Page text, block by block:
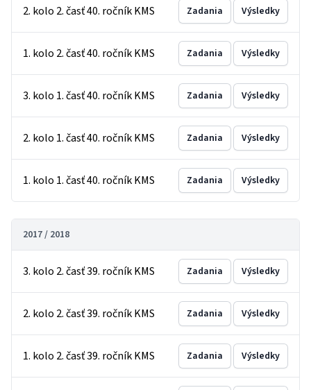
2. kolo 2. časť 40. ročník KMS Zadania Výsledky
1. kolo 2. časť 40. ročník KMS Zadania Výsledky
3. kolo 1. časť 40. ročník KMS Zadania Výsledky
2. kolo 1. časť 40. ročník KMS Zadania Výsledky
1. kolo 1. časť 40. ročník KMS Zadania Výsledky
2017 / 2018
3. kolo 2. časť 39. ročník KMS Zadania Výsledky
2. kolo 2. časť 39. ročník KMS Zadania Výsledky
1. kolo 2. časť 39. ročník KMS Zadania Výsledky